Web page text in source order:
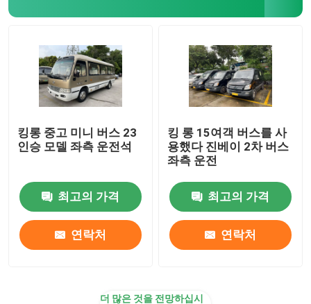
킹롱 중고 미니 버스 23
인승 모델 좌측 운전석
최고의 가격
연락처
킹 롱 15여객 버스를 사
용했다 진베이 2차 버스
좌측 운전
최고의 가격
연락처
더 많은 것을 전망하십시